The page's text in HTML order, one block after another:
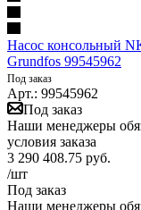
Насос консольный
Grundfos 99545962
Под заказ
Арт.: 99545962
Под заказ
Наши менеджеры
условия заказа
3 290 408.75 руб.
/шт
Под заказ
Наши менеджеры